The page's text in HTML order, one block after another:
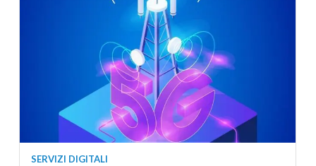
SERVIZI DIGITALI